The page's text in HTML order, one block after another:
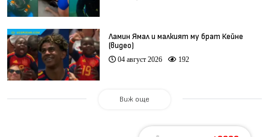
Ламин Ямал и малкият му брат Кейне
(видео)
04 август 2026 192
Виж още